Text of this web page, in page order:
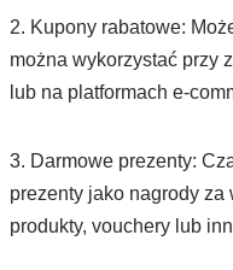
2. Kupony rabatowe:
można wykorzystać przy
lub na platformach e-
3. Darmowe prezenty:
prezenty jako nagrody za
produkty, vouchery lub